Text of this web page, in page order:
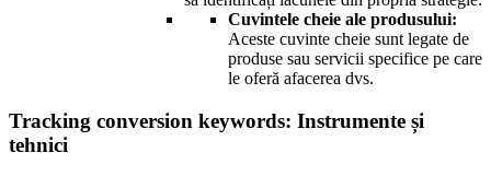
Cuvintele cheie ale produsului:
Aceste cuvinte cheie sunt legate de
produse sau servicii specifice pe care
le oferă afacerea dvs.
Tracking conversion keywords: Instrumente și
tehnici